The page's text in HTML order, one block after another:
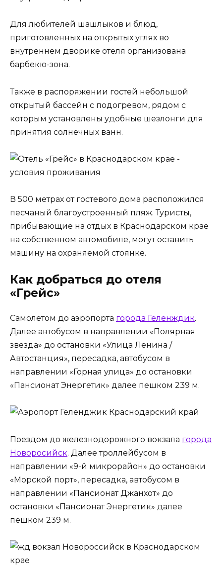
Для любителей шашлыков и блюд,
приготовленных на открытых углях во
внутреннем дворике отеля организована
барбекю-зона.
Также в распоряжении гостей небольшой
открытый бассейн с подогревом, рядом с
которым установлены удобные шезлонги для
принятия солнечных ванн.
В 500 метрах от гостевого дома расположился
песчаный благоустроенный пляж. Туристы,
прибывающие на отдых в Краснодарском крае
на собственном автомобиле, могут оставить
машину на охраняемой стоянке.
Как добраться до отеля
«Грейс»
Самолетом до аэропорта города Геленждик.
Далее автобусом в направлении «Полярная
звезда» до остановки «Улица Ленина /
Автостанция», пересадка, автобусом в
направлении «Горная улица» до остановки
«Пансионат Энергетик» далее пешком 239 м.
Поездом до железнодорожного вокзала города
Новоросийск. Далее троллейбусом в
направлении «9-й микрорайон» до остановки
«Морской порт», пересадка, автобусом в
направлении «Пансионат Джанхот» до
остановки «Пансионат Энергетик» далее
пешком 239 м.